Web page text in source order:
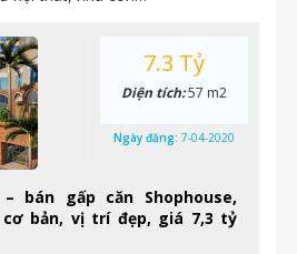
bán gấp căn Shophouse,
cơ bản, vị trí đẹp, giá 7,3 tỷ
7.3 Tỷ
Diện tích:57 m2
Ngày đăng: 7-04-2020